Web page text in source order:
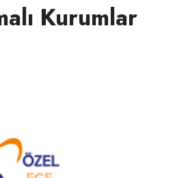
Kurumlar